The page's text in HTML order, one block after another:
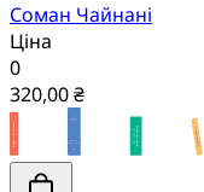
Соман Чайнані
Ціна
0
320,00 ₴